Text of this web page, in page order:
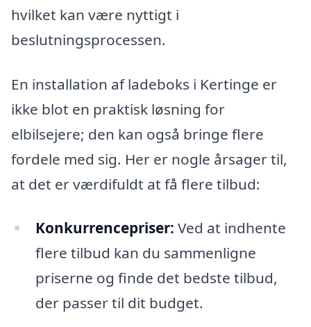
hvilket kan være nyttigt i
beslutningsprocessen.
En installation af ladeboks i Kertinge er
ikke blot en praktisk løsning for
elbilsejere; den kan også bringe flere
fordele med sig. Her er nogle årsager til,
at det er værdifuldt at få flere tilbud:
Konkurrencepriser: Ved at indhente
flere tilbud kan du sammenligne
priserne og finde det bedste tilbud,
der passer til dit budget.